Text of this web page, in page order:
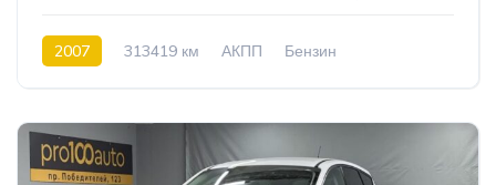
2007 313419 км АКПП
Бензин